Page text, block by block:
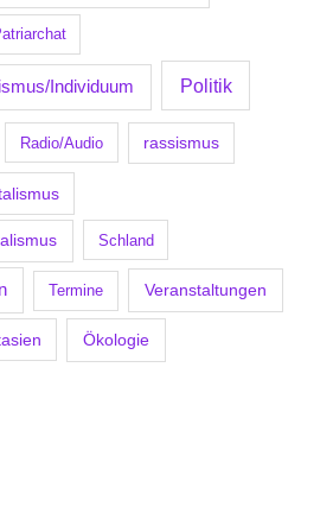
Individuum Politik
Radio/Audio rassismus
Schland
Termine Veranstaltungen
Ökologie